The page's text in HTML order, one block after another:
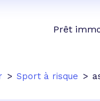
Prêt
Sport à risque